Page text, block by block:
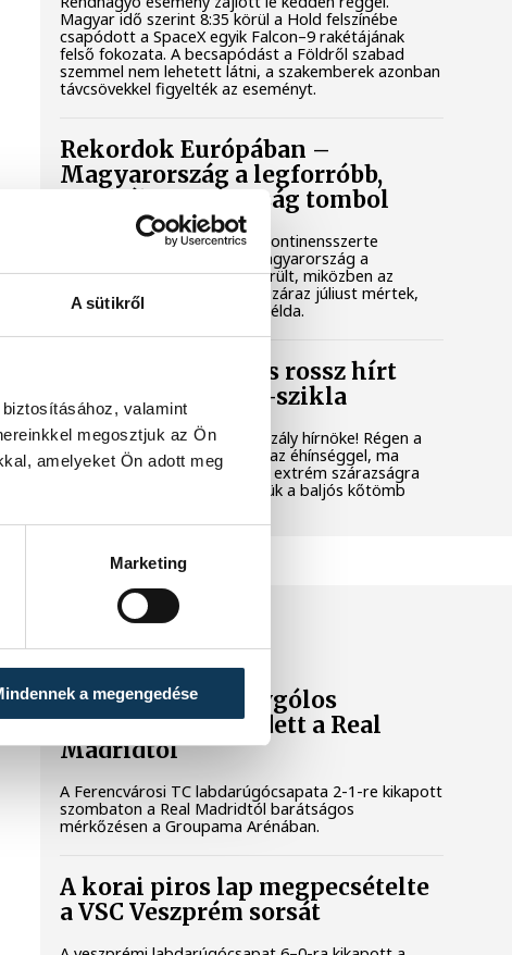
A sütikről
valamint
megosztjuk az Ön
amelyeket Ön adott meg
Marketing
a megengedése
Magyar idő szerint 8:35 körül a Hold felszínébe
csapódott a SpaceX egyik Falcon–9 rakétájának
felső fokozata. A becsapódást a Földről szabad
szemmel nem lehetett látni, a szakemberek azonban
távcsövekkel figyelték az eseményt.
Rekordok Európában –
Magyarország a legforróbb,
Angliában szárazság tombol
Rá sem ismerünk Európára, kontinensszerte
rekordokat dönt a hőség. Magyarország a
legforróbb országok közé került, miközben az
Egyesült Királyságban olyan száraz júliust mértek,
amilyenre 155 éve nem volt példa.
A múltban és ma is rossz hírt
hoz a dunai Ínség-szikla
Újra kilátszik a Dunából az aszály hírnöke! Régen a
felbukkanása egyet jelentett az éhínséggel, ma
pedig a klímaváltozás okozta extrém szárazságra
hívja fel a figyelmet. Elmeséljük a baljós kőtömb
SPORT
A Ferencváros egygólos
vereséget szenvedett a Real
Madridtól
A Ferencvárosi TC labdarúgócsapata 2-1-re kikapott
szombaton a Real Madridtól barátságos
mérkőzésen a Groupama Arénában.
A korai piros lap megpecsételte
a VSC Veszprém sorsát